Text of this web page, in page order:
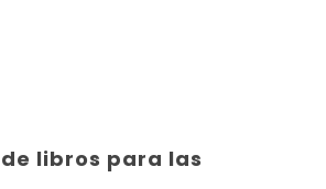
libros para las